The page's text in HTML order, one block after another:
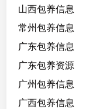
山西包养信息
常州包养信息
广东包养信息
广东包养资源
广州包养信息
广西包养信息